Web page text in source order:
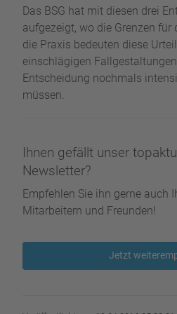
Das BSG hat mit diesen drei
aufgezeigt, wo die Grenzen für
die Praxis bedeuten diese
einschlägigen
Entscheidung nochmals
müssen.
Ihnen gefällt unser
Newsletter?
Empfehlen Sie ihn gerne auch
Mitarbeitern und Freunden!
Jetzt